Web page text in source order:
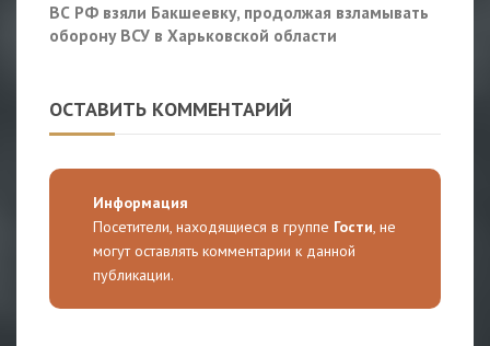
ВС РФ взяли Бакшеевку, продолжая взламывать
оборону ВСУ в Харьковской области
ОСТАВИТЬ КОММЕНТАРИЙ
Информация
Посетители, находящиеся в группе Гости, не
могут оставлять комментарии к данной
публикации.